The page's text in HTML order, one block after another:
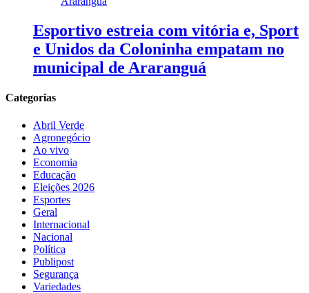
Esportivo estreia com vitória e, Sport
e Unidos da Coloninha empatam no
municipal de Araranguá
Categorias
Abril Verde
Agronegócio
Ao vivo
Economia
Educação
Eleições 2026
Esportes
Geral
Internacional
Nacional
Política
Publipost
Segurança
Variedades